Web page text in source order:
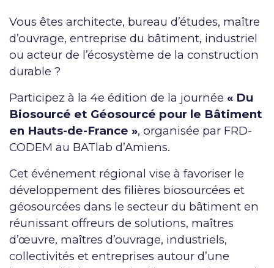
Vous êtes architecte, bureau d’études, maître
d’ouvrage, entreprise du bâtiment, industriel
ou acteur de l’écosystème de la construction
durable ?
Participez à la 4e édition de la journée « Du
Biosourcé et Géosourcé pour le Bâtiment
en Hauts-de-France », organisée par FRD-
CODEM au BATlab d’Amiens.
Cet événement régional vise à favoriser le
développement des filières biosourcées et
géosourcées dans le secteur du bâtiment en
réunissant offreurs de solutions, maîtres
d’œuvre, maîtres d’ouvrage, industriels,
collectivités et entreprises autour d’une